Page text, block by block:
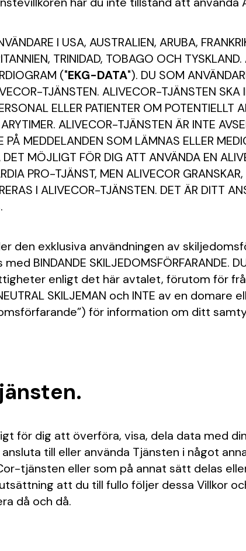
I USA, AUSTRALIEN, ARUBA,
TRINIDAD, TOBAGO OCH
("EKG-DATA"). DU SOM
TJÄNSTEN. ALIVECOR-TJÄNSTEN
ELLER PATIENTER OM POTENTIELLT
ALIVECOR-TJÄNSTEN ÄR INTE
PÅ MEDDELANDEN SOM LÄMNAS ELLER
MÖJLIGT FÖR DIG ATT ANVÄNDA EN
PRO-TJÄNST, MEN ALIVECOR GRANSKAR,
I ALIVECOR-TJÄNSTEN. DET ÄR DITT
den exklusiva användningen av
SKILJEDOMSFÖRFARANDE. DU
enligt det här avtalet, förutom för
SKILJEMAN och INTE av en domare
för information om ditt
för dig att överföra, visa, dela data med
till eller använda Tjänsten i något
tjänsten eller som på annat sätt delas
att du till fullo följer dessa Villkor
då och då.